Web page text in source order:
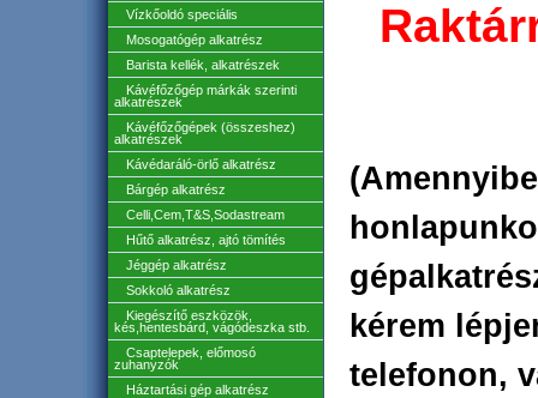
Vízkőoldó speciális
Mosogatógép alkatrész
Barista kellék, alkatrészek
Kávéfőzőgép márkák szerinti
alkatrészek
Kávéfőzőgépek (összeshez)
alkatrészek
Kávédaráló-örlő alkatrész
Bárgép alkatrész
Celli,Cem,T&S,Sodastream
Hűtő alkatrész, ajtó tömítés
Jéggép alkatrész
Sokkoló alkatrész
Kiegészítő eszközök,
kés,hentesbárd, vágódeszka stb.
Csaptelepek, előmosó
zuhanyzók
Háztartási gép alkatrész
kérem
telefonon,